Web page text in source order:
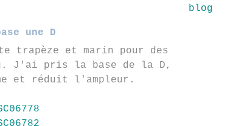
une D
trapèze et marin pour des
J'ai pris la base de la D,
et réduit l'ampleur.
blog